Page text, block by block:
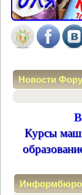
Новости
Курсы
Информбюро